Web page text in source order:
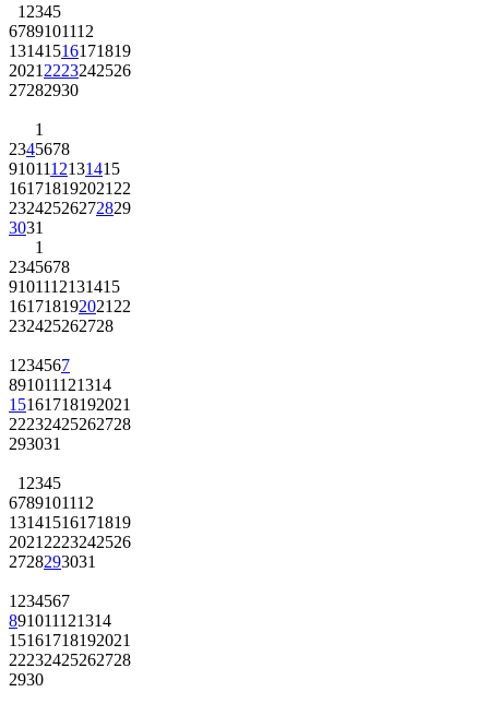
1 2345
6789101112
13141516171819
2021 2223242526
27282930
1
2345678
9101112131415
161718192021 22
23242526272829
3031
1
2345678
9101112131415
161718192021 22
232425262728
1 234567
891011121314
15161718192021
22232425262728
293031
1 2345
6789101112
13141516171819
2021 2223242526
2728293031
1 234567
891011121314
15161718192021
22232425262728
2930